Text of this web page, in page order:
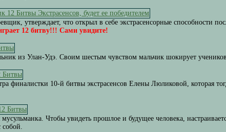
утверждает, что открыл в себе экстрасенсорные способности
12 битву!!! Сами увидите!
из Улан-Удэ. Своим шестым чувством мальчик шокирует
финалистки 10-й битвы экстрасенсов Елены Люликовой, которая
мусульманка. Чтобы увидеть прошлое и будущее человека,
собой.